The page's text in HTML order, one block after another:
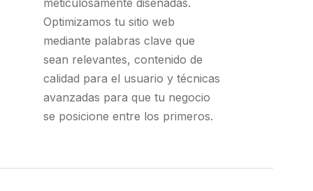
meticulosamente diseñadas.
Optimizamos tu sitio web
mediante palabras clave que
sean relevantes, contenido de
calidad para el usuario y técnicas
avanzadas para que tu negocio
se posicione entre los primeros.